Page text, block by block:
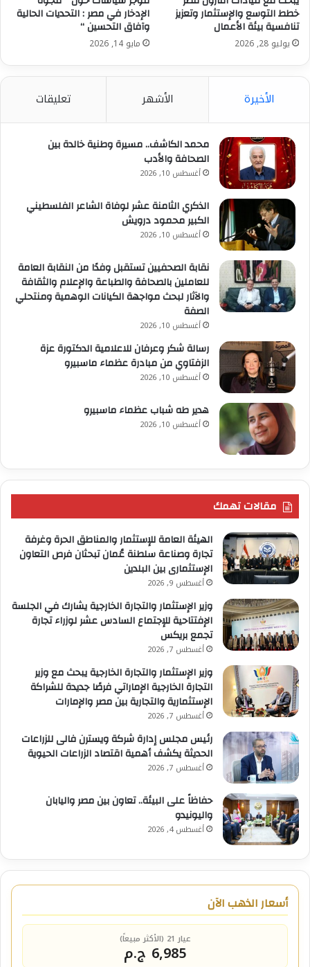
خطط التوسع والإستثمار وتعزيز
تنافسية بيئة الأعمال
يوليو 28, 2026
الإدخار في مصر : التحديات الحالية
وآفاق التحسين “
مايو 14, 2026
الأخيرة الأشهر تعليقات
محمد الكاشف.. مسيرة وطنية خالدة بين
الصحافة والأدب
أغسطس 10, 2026
الذكري الثامنة عشر لوفاة الشاعر الفلسطيني
الكبير محمود درويش
أغسطس 10, 2026
نقابة الصحفيين تستقبل وفدًا من النقابة العامة
للعاملين بالصحافة والطباعة والإعلام والثقافة
والآثار لبحث مواجهة الكيانات الوهمية ومنتحلي
الصفة
أغسطس 10, 2026
رسالة شكر وعرفان للاعلامية الدكتورة عزة
الزفتاوي من مبادرة عظماء ماسبيرو
أغسطس 10, 2026
هدير طه شباب عظماء ماسبيرو
أغسطس 10, 2026
مقالات تهمك
الهيئة العامة للإستثمار والمناطق الحرة وغرفة
تجارة وصناعة سلطنة عُمان تبحثان فرص التعاون
الإستثمارى بين البلدين
أغسطس 9, 2026
وزير الإستثمار والتجارة الخارجية يشارك في الجلسة
الإفتتاحية للإجتماع السادس عشر لوزراء تجارة
تجمع بريكس
أغسطس 7, 2026
وزير الإستثمار والتجارة الخارجية يبحث مع وزير
التجارة الخارجية الإماراتي فرصًا جديدة للشراكة
الإستثمارية والتجارية بين مصر والإمارات
أغسطس 7, 2026
رئيس مجلس إدارة شركة ويسترن فالى للزراعات
الحديثة يكشف أهمية اقتصاد الزراعات الحيوية
أغسطس 7, 2026
حفاظاً على البيئة.. تعاون بين مصر واليابان
واليونيدو
أغسطس 4, 2026
أسعار الذهب الآن
عيار 21 (الأكثر مبيعاً)
6,985 ج.م